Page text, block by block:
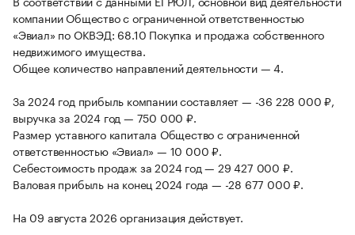
компании Общество с ограниченной ответственностью
«Эвиал» по ОКВЭД: 68.10 Покупка и продажа собственного
недвижимого имущества.
Общее количество направлений деятельности — 4.
За 2024 год прибыль компании составляет — -36 228 000 ₽,
выручка за 2024 год — 750 000 ₽.
Размер уставного капитала Общество с ограниченной
ответственностью «Эвиал» — 10 000 ₽.
Себестоимость продаж за 2024 год — 29 427 000 ₽.
Валовая прибыль на конец 2024 года — -28 677 000 ₽.
На 09 августа 2026 организация действует.